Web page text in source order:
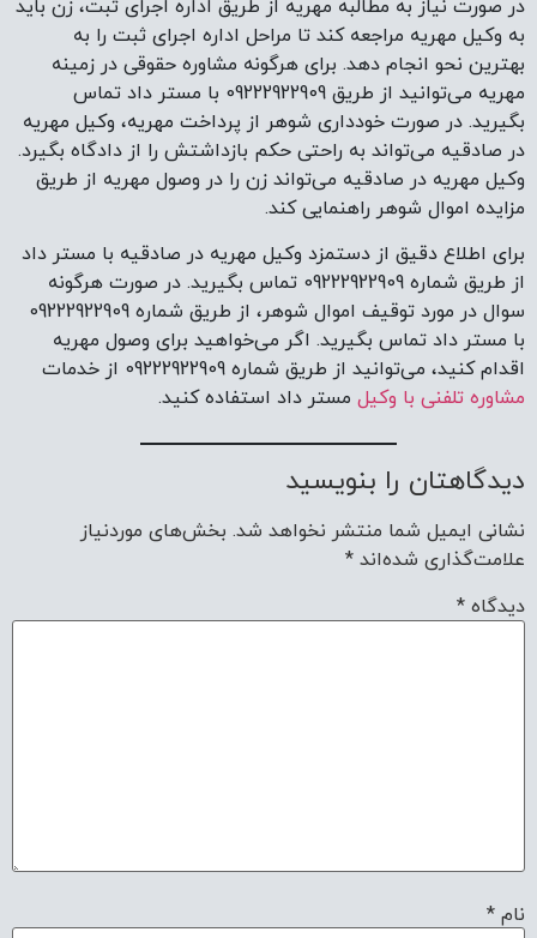
با مستر داد تماس بگیرید. اگر می‌خواهید برای وصول مهریه
اقدام کنید، می‌توانید از طریق شماره 09222922909 از خدمات
مشاوره تلفنی با وکیلمستر داد استفاده کنید.
دیدگاهتان را بنویسید
نشانی ایمیل شما منتشر نخواهد شد.
دیدگاه*
ذخیره نام، ایمیل و وبسایت من در مرورگر برای زمانی که دوباره
دیدگاهی می‌نویسم.